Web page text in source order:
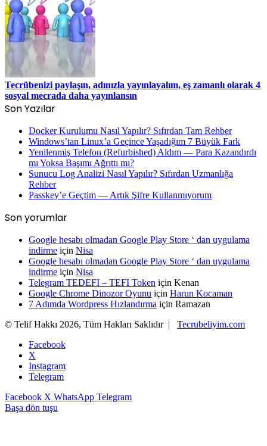
Tecrübenizi paylaşın, adınızla yayınlayalım, eş zamanlı olarak 4
sosyal mecrada daha yayınlansın
Son Yazılar
Docker Kurulumu Nasıl Yapılır? Sıfırdan Tam Rehber
Windows’tan Linux’a Geçince Yaşadığım 7 Büyük Fark
Yenilenmiş Telefon (Refurbished) Aldım — Para Kazandırdı
mı Yoksa Başımı Ağrıttı mı?
Sunucu Log Analizi Nasıl Yapılır? Sıfırdan Uzmanlığa
Rehber
Passkey’e Geçtim — Artık Şifre Kullanmıyorum
Son yorumlar
Google hesabı olmadan Google Play Store ‘ dan uygulama
indirme için Nisa
Google hesabı olmadan Google Play Store ‘ dan uygulama
indirme için Nisa
Telegram TEDEFI – TEFI Token için Kenan
Google Chrome Dinozor Oyunu için Harun Kocaman
7 Adımda Wordpress Hızlandırma için Ramazan
© Telif Hakkı 2026, Tüm Hakları Saklıdır | Tecrubeliyim.com
Facebook
X
Instagram
Telegram
Facebook X WhatsApp Telegram
Başa dön tuşu